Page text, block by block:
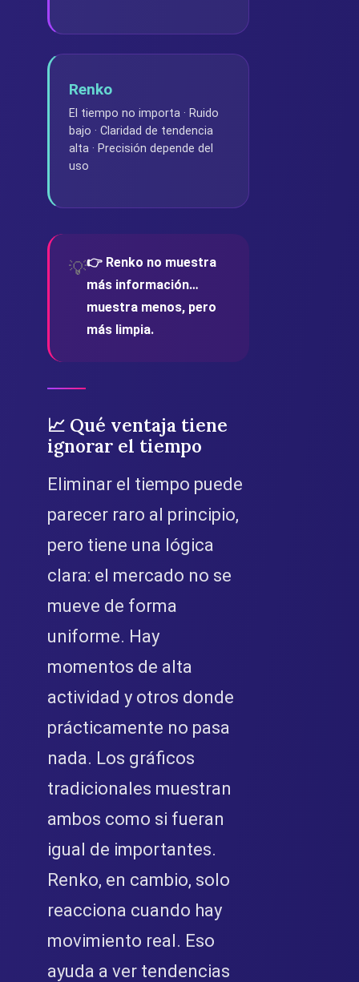
Renko
El tiempo no importa · Ruido
bajo · Claridad de tendencia
alta · Precisión depende del
uso
💡👉 Renko no muestra
más información…
muestra menos, pero
más limpia.
📈 Qué ventaja tiene
ignorar el tiempo
Eliminar el tiempo puede
parecer raro al principio,
pero tiene una lógica
clara: el mercado no se
mueve de forma
uniforme. Hay
momentos de alta
actividad y otros donde
prácticamente no pasa
nada. Los gráficos
tradicionales muestran
ambos como si fueran
igual de importantes.
Renko, en cambio, solo
reacciona cuando hay
movimiento real. Eso
ayuda a ver tendencias